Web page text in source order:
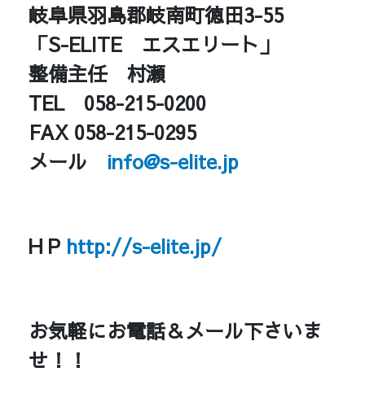
岐阜県羽島郡岐南町徳田3-55
「S-ELITE エスエリート」
整備主任 村瀬
TEL 058-215-0200
FAX 058-215-0295
メール info@s-elite.jp
H P http://s-elite.jp/
お気軽にお電話＆メール下さいま
せ！！